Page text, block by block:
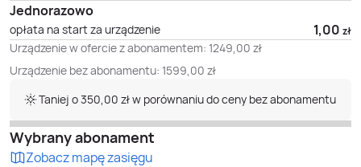
Jednorazowo
opłata na start za urządzenie 1,00 zł
Urządzenie w ofercie z abonamentem: 1249,00 zł
Urządzenie bez abonamentu: 1599,00 zł
Taniej o 350,00 zł w porównaniu do ceny bez abonamentu
Wybrany abonament
Zobacz mapę zasięgu